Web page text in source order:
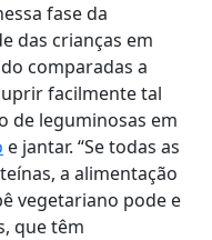
fase da
das crianças em
comparadas a
facilmente tal
de leguminosas em
e jantar. “Se todas as
a alimentação
vegetariano pode e
que têm